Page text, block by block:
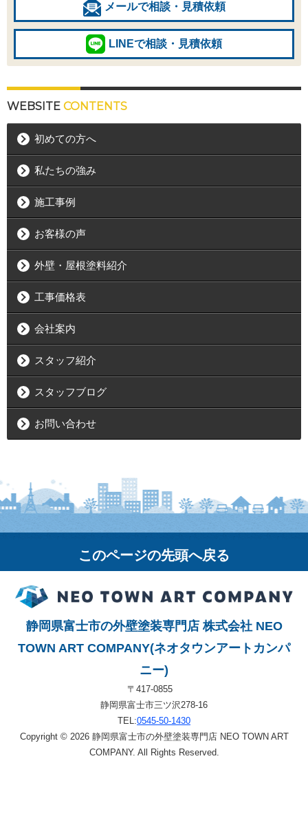
メールで相談・見積依頼
LINEで相談・見積依頼
WEBSITE CONTENTS
初めての方へ
私たちの強み
施工事例
お客様の声
外壁・屋根塗料紹介
工事価格表
会社案内
スタッフ紹介
スタッフブログ
お問い合わせ
このページの先頭へ戻る
静岡県富士市の外壁塗装専門店 株式会社 NEO
TOWN ART COMPANY(ネオタウンアートカンパ
ニー)
〒417-0855
静岡県富士市三ツ沢278-16
TEL:0545-50-1430
Copyright © 2026 静岡県富士市の外壁塗装専門店 NEO TOWN ART
COMPANY. All Rights Reserved.